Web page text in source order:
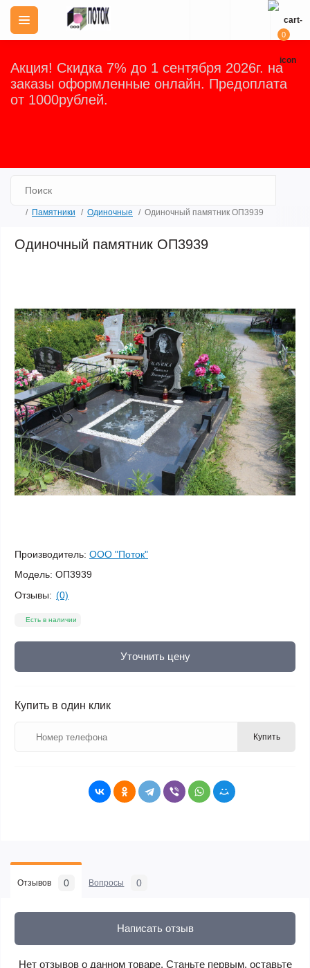
Акция! Скидка 7% до 1 сентября 2026г. на
заказы оформленные онлайн. Предоплата
от 1000рублей.
0
Памятники Одиночные Одиночный памятник ОП3939
Одиночный памятник ОП3939
Производитель: ООО "Поток"
Модель: ОП3939
Отзывы: (0)
Есть в наличии
Уточнить цену
Купить в один клик
Купить
Отзывов 0 Вопросы 0
Написать отзыв
Нет отзывов о данном товаре. Станьте первым, оставьте